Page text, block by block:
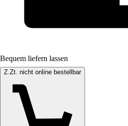
Bequem liefern lassen
Z.Zt. nicht online bestellbar